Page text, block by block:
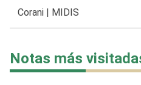
Corani| MIDIS
Notas más